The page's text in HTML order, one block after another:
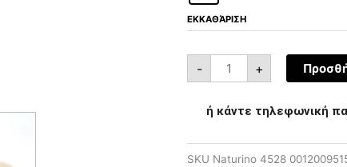
ΕΚΚΑΘΆΡΙΣΗ
- +
ή κάντε τηλεφωνική
SKU Naturino 4528